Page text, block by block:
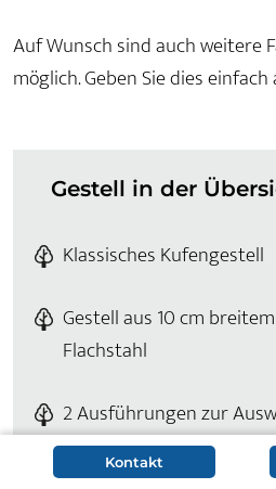
Auf Wunsch sind auch weitere
möglich. Geben Sie dies
Gestell in der
Klassisches Kufengestell
Gestell aus 10 cm
Flachstahl
2 Ausführungen zur
Kontakt